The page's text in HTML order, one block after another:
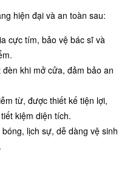
hiện đại và an toàn sau:
cực tím, bảo vệ bác sĩ và
khi mở cửa, đảm bảo an
từ, được thiết kế tiện lợi,
kiệm diện tích.
lịch sự, dễ dàng vệ sinh